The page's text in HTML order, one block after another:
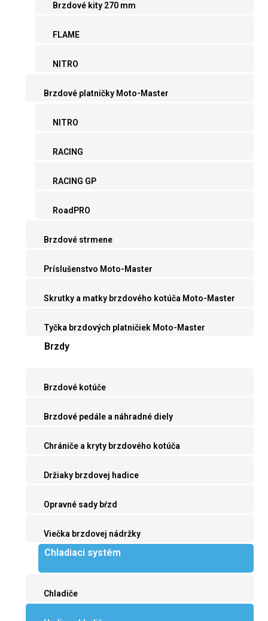
Brzdové kity 270 mm
FLAME
NITRO
Brzdové platničky Moto-Master
NITRO
RACING
RACING GP
RoadPRO
Brzdové strmene
Príslušenstvo Moto-Master
Skrutky a matky brzdového kotúča Moto-Master
Tyčka brzdových platničiek Moto-Master
Brzdy
Brzdové kotúče
Brzdové pedále a náhradné diely
Chrániče a kryty brzdového kotúča
Držiaky brzdovej hadice
Opravné sady bŕzd
Viečka brzdovej nádržky
Chladiaci systém
Chladiče